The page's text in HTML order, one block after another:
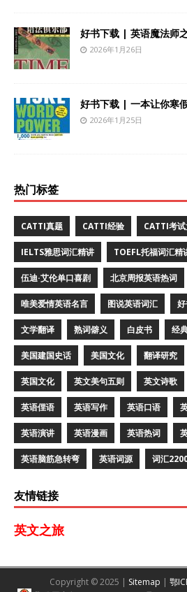
好书下载 | 英语魔法师
2026年1月26日
好书下载 | 一本让你寒
2026年1月25日
热门标签
CATTI真题 CATTI经验 CATTI考
IELTS雅思词汇精讲 TOEFL托福词汇精
伍迪·艾伦单口喜剧 北京周报英语热词
唯美爱情英语名言 图说英语词汇
文学翻译 熟词僻义 白皮书 经
美国建国史话 美国文化 翻译研究
英国文化 英文美句五则 英文诗歌
英语俚语 英语写作 英语口语
英语演讲 英语漫画 英语热词
英语脑筋急转弯 英语词源 词汇
友情链接
英文之旅
Copyright © 2025 | Sitemap | 鄂